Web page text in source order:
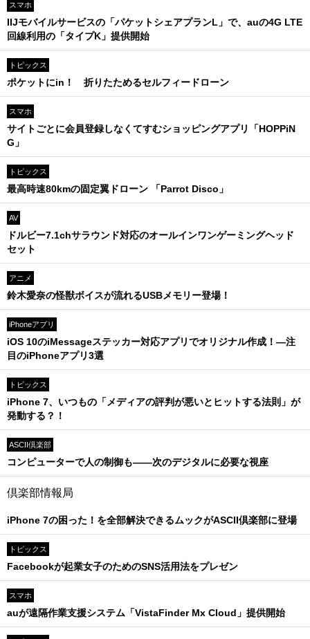
スマホ
IIJモバイルサービスの「パケットシェアプランL」で、auの4G LTE
回線利用の「タイプK」提供開始
トピックス
ポケットにin！ 折りたためるセルフィードローン
スマホ
サイトごとに会員登録しなくてすむショッピングアプリ「HOPPiN
G」
トピックス
最高時速80kmの固定翼ドローン 「Parrot Disco」
AV
ドルビー7.1chサラウンド対応のオールインワンゲーミングヘッド
セット
アニメ
鈴木愛奈の怪獣ボイスが流れるUSBメモリー登場！
iPhoneアプリ
iOS 10のiMessageステッカー対応アプリでオリジナル作成！―注
目のiPhoneアプリ3選
トピックス
iPhone 7、いつもの「メディアの評判が悪いとヒットする法則」が
発動する？！
ASCII倶楽部
コンピューターで人の制御も――次のデジタルに必要な視座
倶楽部情報局
iPhone 7の困った！を全部解決できるムックがASCII倶楽部に登場
トピックス
Facebookが起業女子のためのSNS活用法をプレゼン
スマホ
auが遠隔作業支援システム「VistaFinder Mx Cloud」提供開始